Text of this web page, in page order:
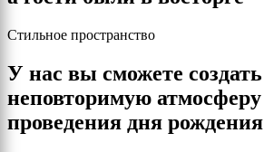
Стильное пространство
У нас вы сможете создать
неповторимую
проведения дня рождения